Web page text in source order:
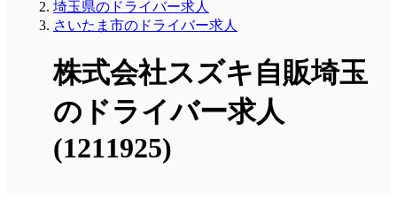
埼玉県のドライバー求人
さいたま市のドライバー求人
株式会社スズキ自販埼玉
のドライバー求人
(1211925)